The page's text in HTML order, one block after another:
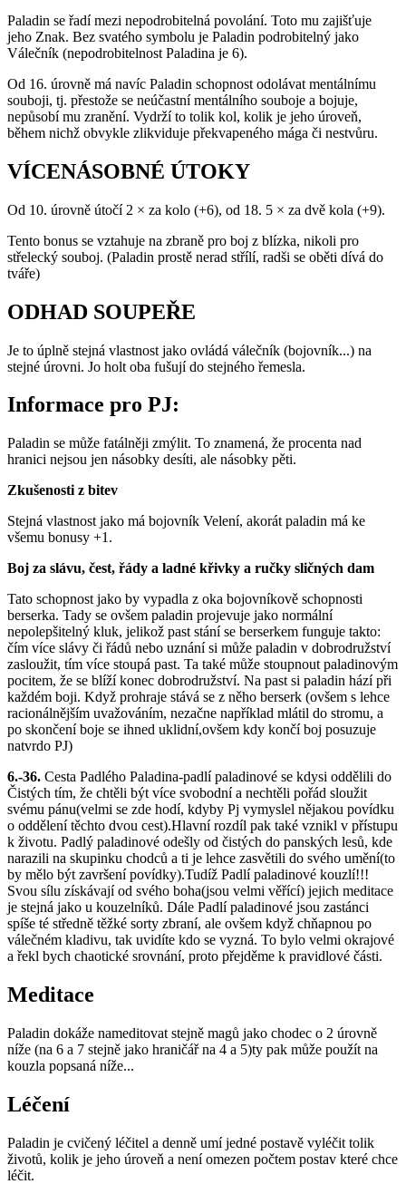
Paladin se řadí mezi nepodrobitelná povolání. Toto mu zajišťuje
jeho Znak. Bez svatého symbolu je Paladin podrobitelný jako
Válečník (nepodrobitelnost Paladina je 6).
Od 16. úrovně má navíc Paladin schopnost odolávat mentálnímu
souboji, tj. přestože se neúčastní mentálního souboje a bojuje,
nepůsobí mu zranění. Vydrží to tolik kol, kolik je jeho úroveň,
během nichž obvykle zlikviduje překvapeného mága či nestvůru.
VÍCENÁSOBNÉ ÚTOKY
Od 10. úrovně útočí 2 × za kolo (+6), od 18. 5 × za dvě kola (+9).
Tento bonus se vztahuje na zbraně pro boj z blízka, nikoli pro
střelecký souboj. (Paladin prostě nerad střílí, radši se oběti dívá do
tváře)
ODHAD SOUPEŘE
Je to úplně stejná vlastnost jako ovládá válečník (bojovník...) na
stejné úrovni. Jo holt oba fušují do stejného řemesla.
Informace pro PJ:
Paladin se může fatálněji zmýlit. To znamená, že procenta nad
hranici nejsou jen násobky desíti, ale násobky pěti.
Zkušenosti z bitev
Stejná vlastnost jako má bojovník Velení, akorát paladin má ke
všemu bonusy +1.
Boj za slávu, čest, řády a ladné křivky a ručky sličných dam
Tato schopnost jako by vypadla z oka bojovníkově schopnosti
berserka. Tady se ovšem paladin projevuje jako normální
nepolepšitelný kluk, jelikož past stání se berserkem funguje takto:
čím více slávy či řádů nebo uznání si může paladin v dobrodružství
zasloužit, tím více stoupá past. Ta také může stoupnout paladinovým
pocitem, že se blíží konec dobrodružství. Na past si paladin hází při
každém boji. Když prohraje stává se z něho berserk (ovšem s lehce
racionálnějším uvažováním, nezačne například mlátil do stromu, a
po skončení boje se ihned uklidní,ovšem kdy končí boj posuzuje
natvrdo PJ)
6.-36. Cesta Padlého Paladina-padlí paladinové se kdysi oddělili do
Čistých tím, že chtěli být více svobodní a nechtěli pořád sloužit
svému pánu(velmi se zde hodí, kdyby Pj vymyslel nějakou povídku
o oddělení těchto dvou cest).Hlavní rozdíl pak také vznikl v přístupu
k životu. Padlý paladinové odešly od čistých do panských lesů, kde
narazili na skupinku chodců a ti je lehce zasvětili do svého umění(to
by mělo být završení povídky).Tudíž Padlí paladinové kouzlí!!!
Svou sílu získávají od svého boha(jsou velmi věřící) jejich meditace
je stejná jako u kouzelníků. Dále Padlí paladinové jsou zastánci
spíše té středně těžké sorty zbraní, ale ovšem když chňapnou po
válečném kladivu, tak uvidíte kdo se vyzná. To bylo velmi okrajové
a řekl bych chaotické srovnání, proto přejděme k pravidlové části.
Meditace
Paladin dokáže nameditovat stejně magů jako chodec o 2 úrovně
níže (na 6 a 7 stejně jako hraničář na 4 a 5)ty pak může použít na
kouzla popsaná níže...
Léčení
Paladin je cvičený léčitel a denně umí jedné postavě vyléčit tolik
životů, kolik je jeho úroveň a není omezen počtem postav které chce
léčit.